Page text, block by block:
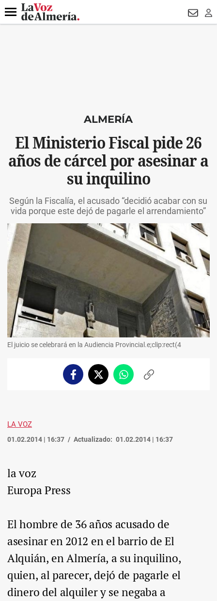
DESTACADO DRON UDA
Menú
ALMERÍA
El Ministerio Fiscal pide 26
años de cárcel por asesinar a
su inquilino
Según la Fiscalía, el acusado “decidió acabar con su
vida porque este dejó de pagarle el arrendamiento”
El juicio se celebrará en la Audiencia Provincial.e;clip:rect(4
FacebookTwitterWhatsappCopiar
LA VOZ
01.02.2014 | 16:37 Actualizado: 01.02.2014 | 16:37
la voz
Europa Press
El hombre de 36 años acusado de
asesinar en 2012 en el barrio de El
Alquián, en Almería, a su inquilino,
quien, al parecer, dejó de pagarle el
dinero del alquiler y se negaba a